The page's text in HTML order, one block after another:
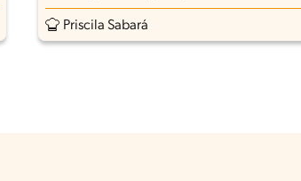
Priscila Sabará